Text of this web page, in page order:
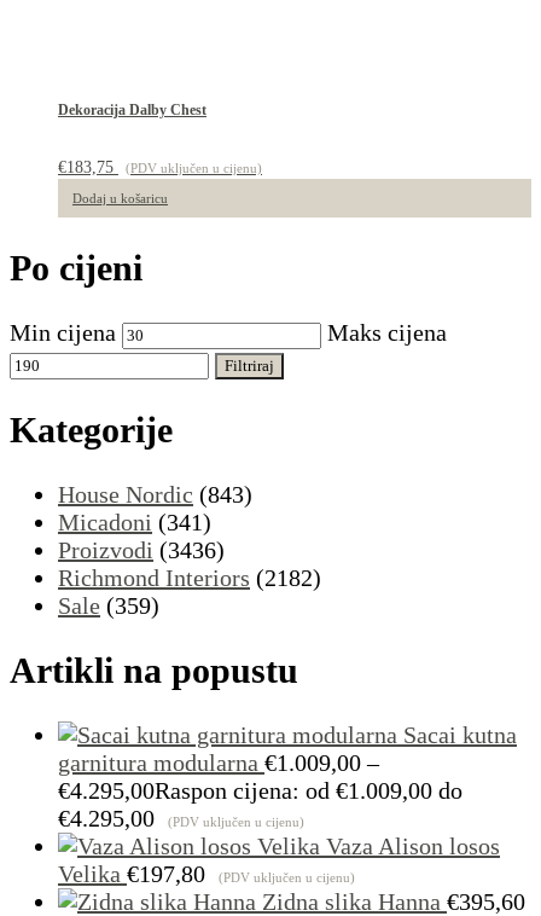
Dekoracija Dalby Chest
€183,75 (PDV uključen u cijenu)
Dodaj u košaricu
Po cijeni
Min cijena Maks cijena
Filtriraj
Kategorije
House Nordic (843)
Micadoni (341)
Proizvodi (3436)
Richmond Interiors (2182)
Sale (359)
Artikli na popustu
Sacai kutna
garnitura modularna €1.009,00 –
€4.295,00Raspon cijena: od €1.009,00 do
€4.295,00
(PDV uključen u cijenu)
Vaza Alison losos
Velika €197,80 (PDV uključen u cijenu)
Zidna slika Hanna €395,60